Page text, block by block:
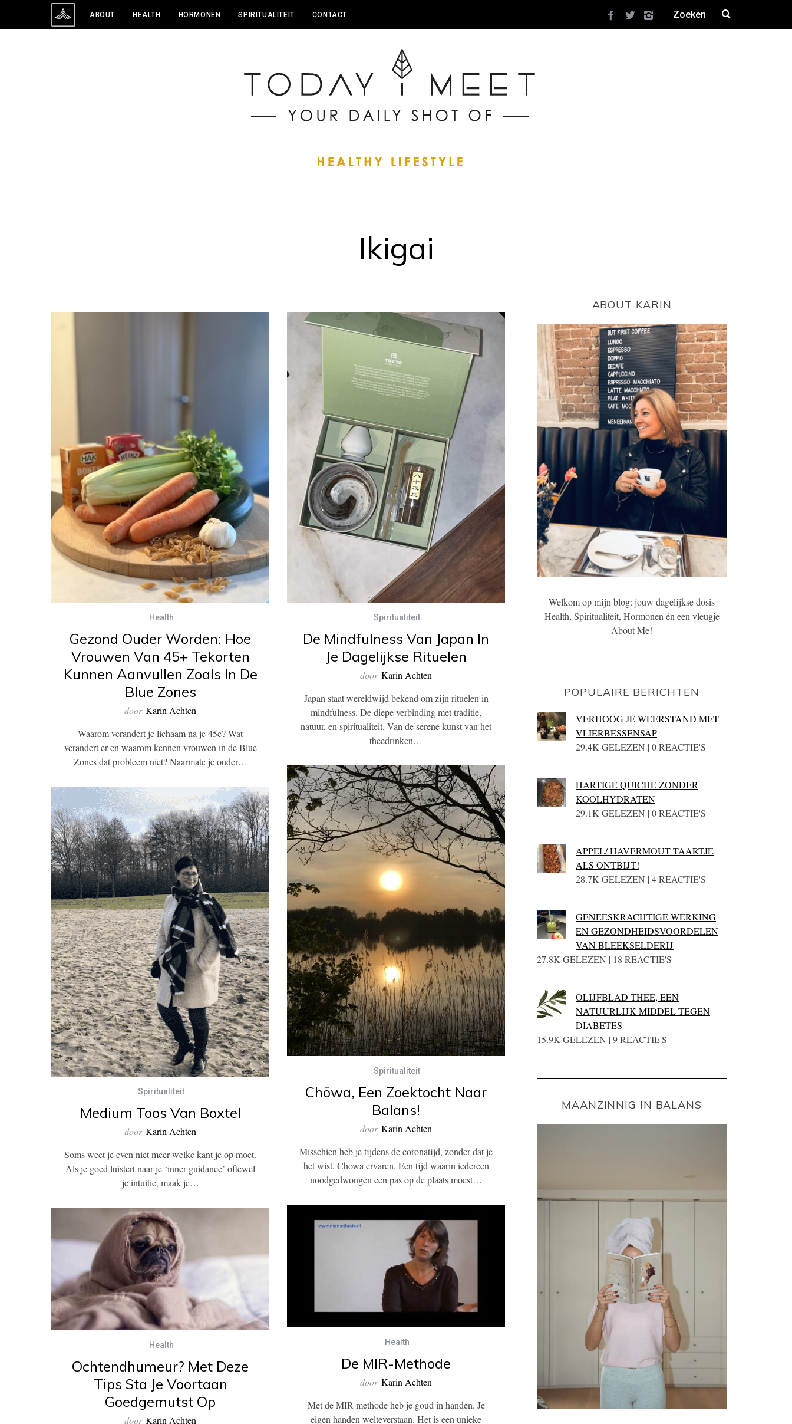
ABOUT HEALTH HORMONEN SPIRITUALITEIT CONTACT
Ikigai
Health
Gezond Ouder Worden: Hoe
Vrouwen Van 45+ Tekorten
Kunnen Aanvullen Zoals In De
Blue Zones
door Karin Achten
Waarom verandert je lichaam na je 45e? Wat
verandert er en waarom kennen vrouwen in de Blue
Zones dat probleem niet? Naarmate je ouder…
Spiritualiteit
De Mindfulness Van Japan In
Je Dagelijkse Rituelen
door Karin Achten
Japan staat wereldwijd bekend om zijn rituelen in
mindfulness. De diepe verbinding met traditie,
natuur, en spiritualiteit. Van de serene kunst van het
theedrinken…
Spiritualiteit
Chōwa, Een Zoektocht Naar
Balans!
door Karin Achten
Misschien heb je tijdens de coronatijd, zonder dat je
het wist, Chōwa ervaren. Een tijd waarin iedereen
noodgedwongen een pas op de plaats moest…
Spiritualiteit
Medium Toos Van Boxtel
door Karin Achten
Soms weet je even niet meer welke kant je op moet.
Als je goed luistert naar je ‘inner guidance’ oftewel
je intuitie, maak je…
Health
De MIR-Methode
door Karin Achten
Met de MIR methode heb je goud in handen. Je
eigen handen welteverstaan. Het is een unieke
Health
Ochtendhumeur? Met Deze
Tips Sta Je Voortaan
Goedgemutst Op
door Karin Achten
ABOUT KARIN
Welkom op mijn blog: jouw dagelijkse dosis
Health, Spiritualiteit, Hormonen én een vleugje
About Me!
POPULAIRE BERICHTEN
VERHOOG JE WEERSTAND MET
VLIERBESSENSAP
29.4K GELEZEN | 0 REACTIE'S
HARTIGE QUICHE ZONDER
KOOLHYDRATEN
29.1K GELEZEN | 0 REACTIE'S
APPEL/ HAVERMOUT TAARTJE
ALS ONTBIJT!
28.7K GELEZEN | 4 REACTIE'S
GENEESKRACHTIGE WERKING
EN GEZONDHEIDSVOORDELEN
VAN BLEEKSELDERIJ
27.8K GELEZEN | 18 REACTIE'S
OLIJFBLAD THEE, EEN
NATUURLIJK MIDDEL TEGEN
DIABETES
15.9K GELEZEN | 9 REACTIE'S
MAANZINNIG IN BALANS